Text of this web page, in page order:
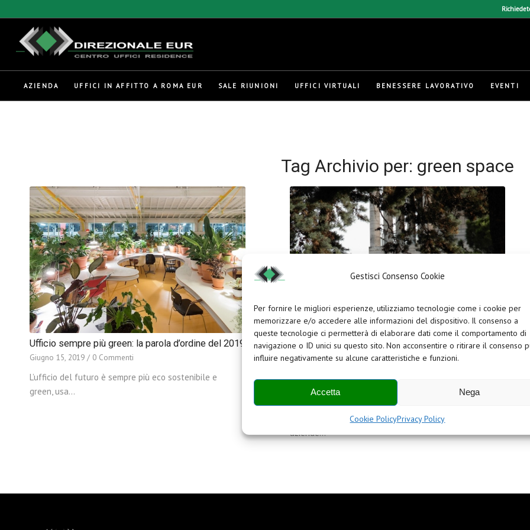
Gestisci Consenso Cookie
Per fornire le migliori esperienze, utilizziamo tecnologie come i cookie per
memorizzare e/o accedere alle informazioni del dispositivo. Il consenso a
queste tecnologie ci permetterà di elaborare dati come il comportamento di
navigazione o ID unici su questo sito. Non acconsentire o ritirare il consenso
influire negativamente su alcune caratteristiche e funzioni.
Accetta Nega
Cookie PolicyPrivacy Policy
AZIENDA UFFICI IN AFFITTO A ROMA EUR SALE RIUNIONI UFFICI VIRTUALI BENESSERE LAVORATIVO EVENTI
Tag Archivio per: green space
Ufficio sempre più green: la parola d’ordine del 2019
Giugno 15, 2019 / 0 Commenti
L’ufficio del futuro è sempre più eco sostenibile e
green, usa…
Aprile 26, 2019
Elementi musicali, aree verdi, fontane, asili nido: le
aziende…